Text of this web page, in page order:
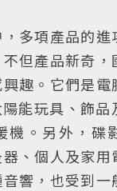
多項產品的進
但產品新奇，
趣。它們是電
能玩具、飾品
機。另外，碟
、個人及家用
響，也受到一